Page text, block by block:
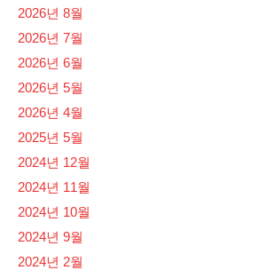
2026년 8월
2026년 7월
2026년 6월
2026년 5월
2026년 4월
2025년 5월
2024년 12월
2024년 11월
2024년 10월
2024년 9월
2024년 2월